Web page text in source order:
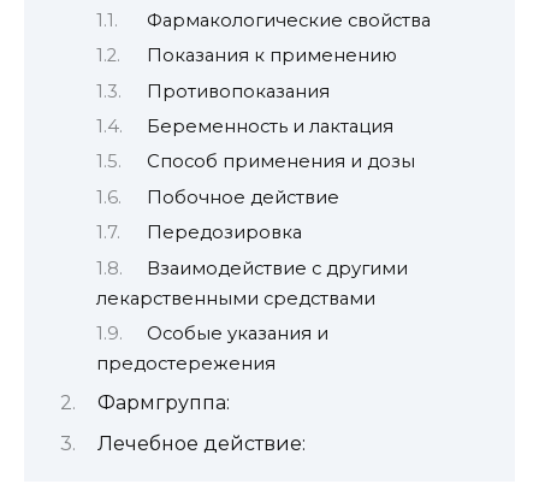
Фармакологические свойства
Показания к применению
Противопоказания
Беременность и лактация
Способ применения и дозы
Побочное действие
Передозировка
Взаимодействие с другими
лекарственными средствами
Особые указания и
предостережения
Фармгруппа:
Лечебное действие: